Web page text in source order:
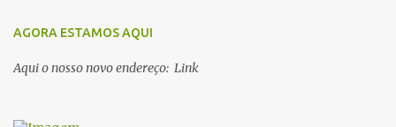
1. Dalcídio Jurandir Nascido na cidade de Ponta de Pedras, Ilha do
dos quais 10 formam o chamado Ciclo do Extremo Norte -- uma
AGORA ESTAMOS AQUI
Aqui o nosso novo endereço: Link